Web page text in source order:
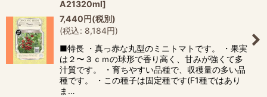
A21320ml]
7,440円(税別)
(税込: 8,184円)
■特長 ・真っ赤な丸型のミニトマトです。 ・果実
は２〜３ｃｍの球形で香り高く、甘みが強くて多
汁質です。 ・育ちやすい品種で、収穫量の多い品
種です。 ・この種子は固定種です(F1種ではあり
ま…